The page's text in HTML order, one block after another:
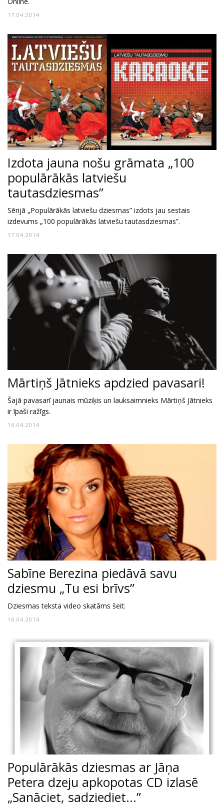
17.04.2014
Izdota jauna nošu grāmata „100
populārākās latviešu
tautasdziesmas”
Sērijā „Populārākās latviešu dziesmas” izdots jau sestais
izdevums „100 populārākās latviešu tautasdziesmas”.
17.04.2014
Mārtiņš Jātnieks apdzied pavasari!
Šajā pavasarī jaunais mūziķis un lauksaimnieks Mārtiņš Jātnieks
ir īpaši ražīgs.
16.04.2014
Sabīne Berezina piedāvā savu
dziesmu „Tu esi brīvs”
Dziesmas teksta video skatāms šeit:
16.04.2014
Populārākās dziesmas ar Jāņa
Petera dzeju apkopotas CD izlasē
„Sanāciet, sadziediet...”